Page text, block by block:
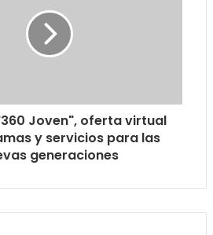
Joven", oferta virtual
y servicios para las
generaciones